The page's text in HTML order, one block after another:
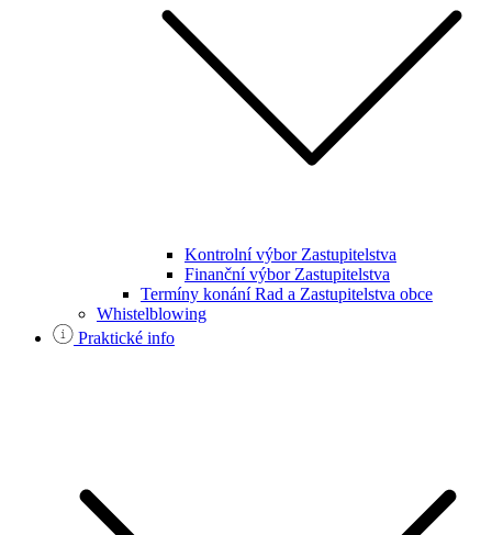
Kontrolní výbor Zastupitelstva
Finanční výbor Zastupitelstva
Termíny konání Rad a Zastupitelstva obce
Whistelblowing
Praktické info